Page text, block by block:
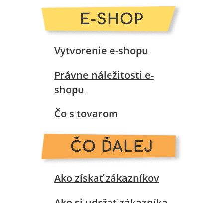
E-SHOP
Vytvorenie e-shopu
Právne náležitosti e-
shopu
Čo s tovarom
ČO ĎALEJ
Ako získať zákazníkov